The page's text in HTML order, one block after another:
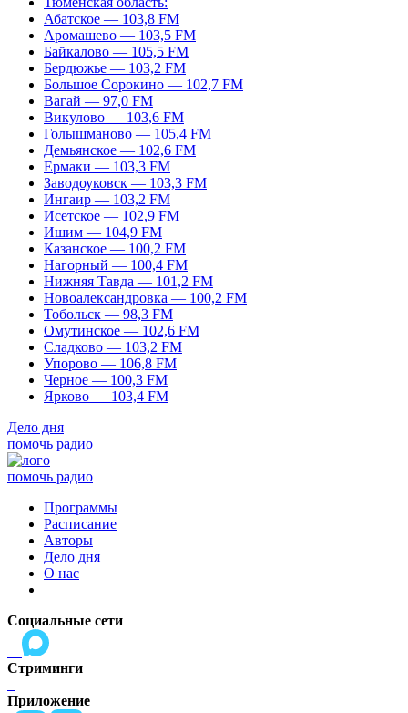
Абатское — 103,8 FM
Аромашево — 103,5 FM
Байкалово — 105,5 FM
Бердюжье — 103,2 FM
Большое Сорокино — 102,7 FM
Вагай — 97,0 FM
Викулово — 103,6 FM
Голышманово — 105,4 FM
Демьянское — 102,6 FM
Ермаки — 103,3 FM
Заводоуковск — 103,3 FM
Ингаир — 103,2 FM
Исетское — 102,9 FM
Ишим — 104,9 FM
Казанское — 100,2 FM
Нагорный — 100,4 FM
Нижняя Тавда — 101,2 FM
Новоалександровка — 100,2 FM
Тобольск — 98,3 FM
Омутинское — 102,6 FM
Сладково — 103,2 FM
Упорово — 106,8 FM
Черное — 100,3 FM
Ярково — 103,4 FM
Дело дня
помочь радио
помочь радио
Программы
Расписание
Авторы
Дело дня
О нас
Социальные сети
Стриминги
Приложение